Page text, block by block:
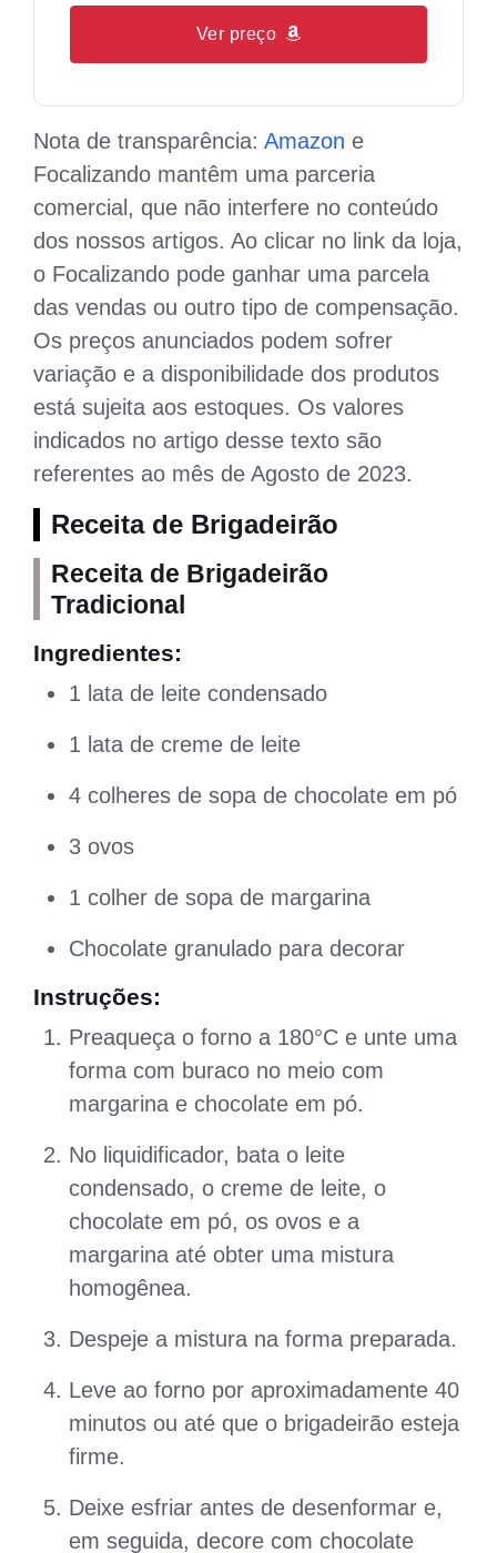
Ver preço
Nota de transparência: Amazon e
Focalizando mantêm uma parceria
comercial, que não interfere no conteúdo
dos nossos artigos. Ao clicar no link da loja,
o Focalizando pode ganhar uma parcela
das vendas ou outro tipo de compensação.
Os preços anunciados podem sofrer
variação e a disponibilidade dos produtos
está sujeita aos estoques. Os valores
indicados no artigo desse texto são
referentes ao mês de Agosto de 2023.
Receita de Brigadeirão
Receita de Brigadeirão
Tradicional
Ingredientes:
1 lata de leite condensado
1 lata de creme de leite
4 colheres de sopa de chocolate em pó
3 ovos
1 colher de sopa de margarina
Chocolate granulado para decorar
Instruções:
Preaqueça o forno a 180°C e unte uma
forma com buraco no meio com
margarina e chocolate em pó.
No liquidificador, bata o leite
condensado, o creme de leite, o
chocolate em pó, os ovos e a
margarina até obter uma mistura
homogênea.
Despeje a mistura na forma preparada.
Leve ao forno por aproximadamente 40
minutos ou até que o brigadeirão esteja
firme.
Deixe esfriar antes de desenformar e,
em seguida, decore com chocolate